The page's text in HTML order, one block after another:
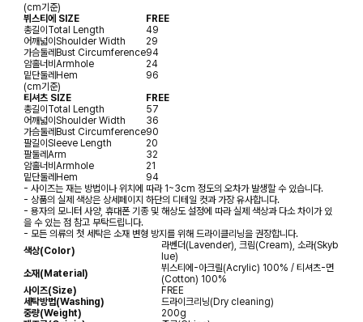
(cm기준)
뷔스티에 SIZE
FREE
총길이 Total Length
49
어깨넓이 Shoulder Width
29
가슴둘레 Bust Circumference94
암홀너비 Armhole
24
밑단둘레 Hem
96
(cm기준)
티셔츠 SIZE
FREE
총길이 Total Length
57
어깨넓이 Shoulder Width
36
가슴둘레 Bust Circumference90
팔길이 Sleeve Length
20
팔둘레 Arm
32
암홀너비 Armhole
21
밑단둘레 Hem
94
- 사이즈는 재는 방법이나 위치에 따라 1~3cm 정도의 오차가 발생할 수 있습니다.
- 상품의 실제 색상은 상세페이지 하단의 디테일 컷과 가장 유사합니다.
- 용자의 모니터 사양, 휴대폰 기종 및 해상도 설정에 따라 실제 색상과 다소 차이가 있
을 수 있는 점 참고 부탁드립니다.
- 모든 의류의 첫 세탁은 소재 변형 방지를 위해 드라이클리닝을 권장합니다.
색상(Color)
라벤더(Lavender), 크림(Cream), 소라(Skyb
lue)
소재(Material)
뷔스티에-아크릴(Acrylic) 100% / 티셔츠-면
(Cotton) 100%
사이즈(Size)
FREE
세탁방법(Washing)
드라이크리닝(Dry cleaning)
중량(Weight)
200g